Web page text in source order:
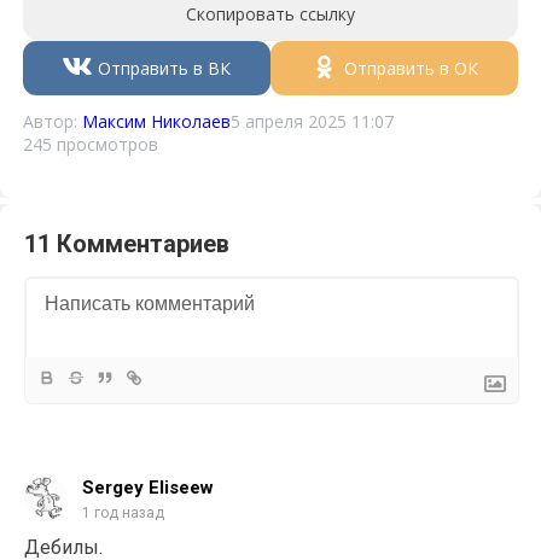
Скопировать ссылку
Отправить в ВК Отправить в ОК
Автор: Максим Николаев5 апреля 2025 11:07
245 просмотров
11 Комментариев
Sergey Eliseew
1 год назад
Дебилы.